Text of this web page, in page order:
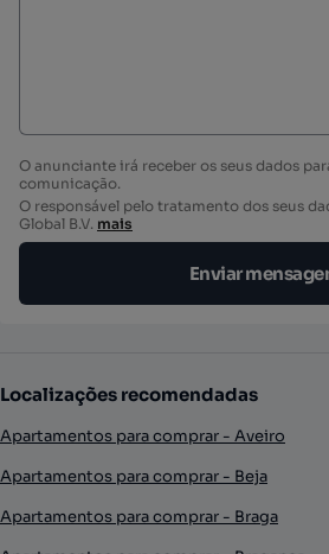
O anunciante irá receber os seus dados
comunicação.
O responsável pelo tratamento dos seus
Global B.V. mais
Enviar
Localizações recomendadas
Apartamentos para comprar - Aveiro
Apartamentos para comprar - Beja
Apartamentos para comprar - Braga